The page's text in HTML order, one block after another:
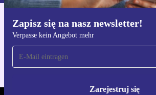
Zapisz się na nasz newsletter!
Verpasse kein Angebot mehr
Zarejestruj się
Pobierz aplikację
Dla iOS i Android